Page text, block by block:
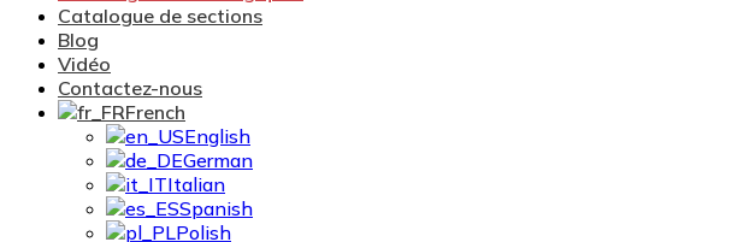
Catalogue de sections
Blog
Vidéo
Contactez-nous
French
English
German
Italian
Spanish
Polish